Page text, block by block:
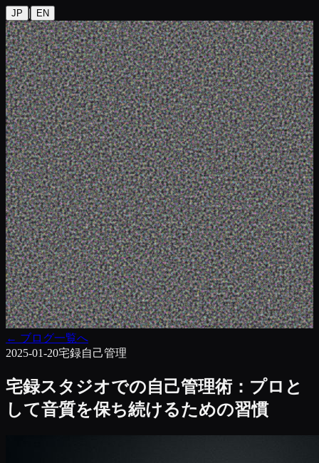
JP | EN
← ブログ一覧へ
2025-01-20宅録自己管理
宅録スタジオでの自己管理術：プロと
して音質を保ち続けるための習慣